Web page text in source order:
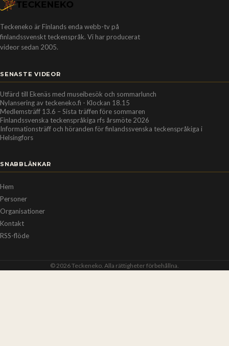
Teckeneko är Finlands enda webb-tv på
finlandssvenskt teckenspråk. Vi har producerat
videor sedan 2005.
SENASTE VIDEOR
Utfärd till Ekenäs med museibesök och sommarlunch
Nylansering av teckeneko.fi - Klockan 18.15
Medlemsträff 13.6 – Sista träffen före sommaren
Finlandssvenska teckenspråkiga rfs årsmöte 2026
Informationsträff och höranden för finlandssvenska teckenspråkiga i
Helsingfors
SNABBLÄNKAR
Hem
Personer
Organisationer
Kontakt
RSS-flöde
© 2026 Teckeneko. Alla rättigheter förbehållna.